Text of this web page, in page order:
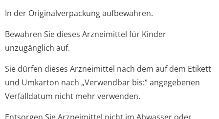
In der Originalverpackung aufbewahren.
Bewahren Sie dieses Arzneimittel für Kinder
unzugänglich auf.
Sie dürfen dieses Arzneimittel nach dem auf dem Etikett
und Umkarton nach „Verwendbar bis:“ angegebenen
Verfalldatum nicht mehr verwenden.